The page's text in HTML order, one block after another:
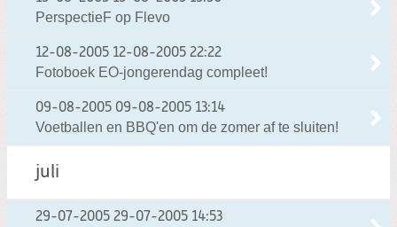
PerspectieF op Flevo
12-08-2005 12-08-2005 22:22
Fotoboek EO-jongerendag compleet!
09-08-2005 09-08-2005 13:14
Voetballen en BBQ'en om de zomer af te sluiten!
juli
29-07-2005 29-07-2005 14:53